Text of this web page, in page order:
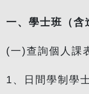
一、學士班（含
(一)查詢個人課
1、日間學制學